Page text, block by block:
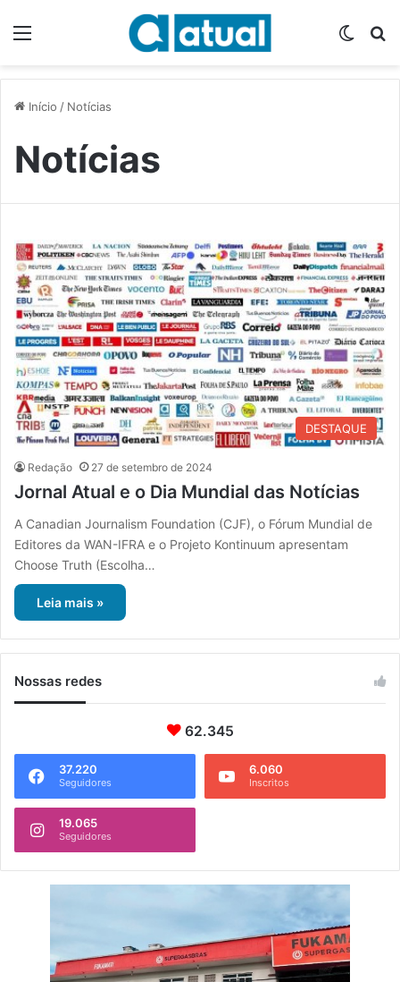
Início / Notícias
Notícias
DESTAQUE
Redação 27 de setembro de 2024
Jornal Atual e o Dia Mundial das Notícias
A Canadian Journalism Foundation (CJF), o Fórum Mundial de
Editores da WAN-IFRA e o Projeto Kontinuum apresentam
Choose Truth (Escolha…
Leia mais »
Nossas redes
62.345
37.220
Seguidores
6.060
Inscritos
19.065
Seguidores